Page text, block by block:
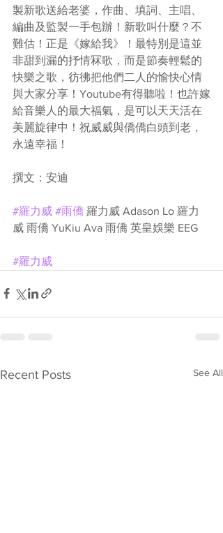
製新歌送給老婆，作曲、填詞、主唱、
編曲及監製一手包辦！新歌叫什麼？不
難估！正是《嫁給我》！最特別是這並
非甜到漏的抒情冧歌，而是節奏輕鬆的
快樂之歌，彷彿把他們二人的愉快心情
與大家分享！Youtube有得聽啦！也許嫁
給音樂人的最大福氣，是可以天天活在
美麗旋律中！祝威威與僑僑白頭到老，
永遠幸福！
撰文：安迪
#羅力威 #雨僑 羅力威 Adason Lo 羅力
威 雨僑 YuKiu Ava 雨僑 英皇娛樂 EEG
#羅力威
Recent Posts See All